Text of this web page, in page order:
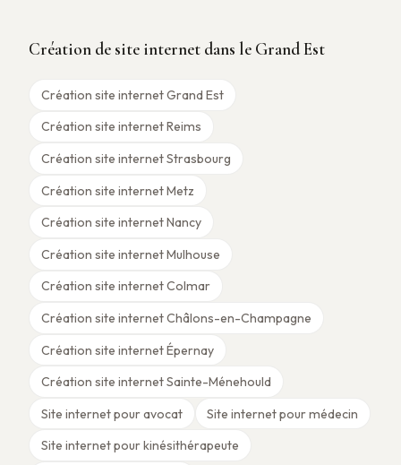
Création de site internet dans le Grand Est
Création site internet Grand Est
Création site internet Reims
Création site internet Strasbourg
Création site internet Metz
Création site internet Nancy
Création site internet Mulhouse
Création site internet Colmar
Création site internet Châlons-en-Champagne
Création site internet Épernay
Création site internet Sainte-Ménehould
Site internet pour avocat
Site internet pour médecin
Site internet pour kinésithérapeute